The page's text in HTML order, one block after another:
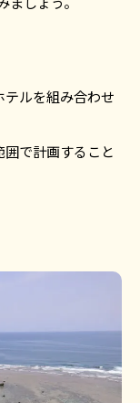
ルを組み合わせ
で計画すること